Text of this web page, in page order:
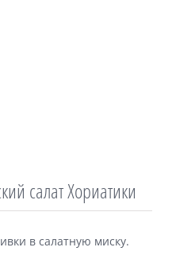
салат Хориатики
в салатную миску.